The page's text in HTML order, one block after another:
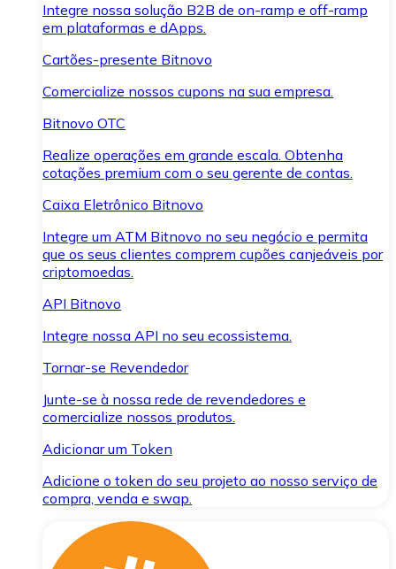
Integre nossa solução B2B de on-ramp e off-ramp
em plataformas e dApps.
Cartões-presente Bitnovo
Comercialize nossos cupons na sua empresa.
Bitnovo OTC
Realize operações em grande escala. Obtenha
cotações premium com o seu gerente de contas.
Caixa Eletrônico Bitnovo
Integre um ATM Bitnovo no seu negócio e permita
que os seus clientes comprem cupões canjeáveis por
criptomoedas.
API Bitnovo
Integre nossa API no seu ecossistema.
Tornar-se Revendedor
Junte-se à nossa rede de revendedores e
comercialize nossos produtos.
Adicionar um Token
Adicione o token do seu projeto ao nosso serviço de
compra, venda e swap.